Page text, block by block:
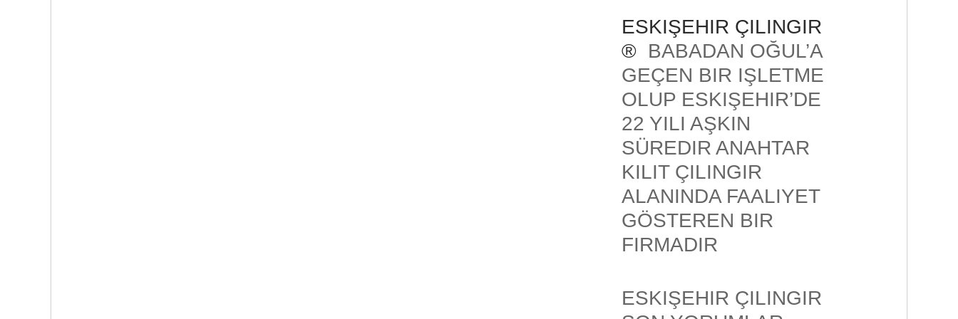
ESKIŞEHIR ÇILINGIR
® BABADAN OĞUL’A
GEÇEN BIR IŞLETME
OLUP ESKIŞEHIR’DE
22 YILI AŞKIN
SÜREDIR ANAHTAR
KILIT ÇILINGIR
ALANINDA FAALIYET
GÖSTEREN BIR
FIRMADIR
ESKIŞEHIR ÇILINGIR